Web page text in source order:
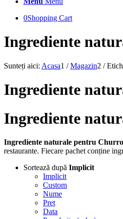
0Shopping Cart
Ingrediente
Sunteți aici: Acasa1 / Magazin2 /
Ingrediente
Ingrediente
Ingrediente naturale pentru
restaurante. Fiecare pachet conține
Sortează după Implicit
Implicit
Custom
Nume
Pret
Data